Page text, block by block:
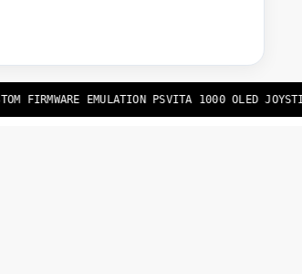
EMULATION PSVITA 1000 OLED